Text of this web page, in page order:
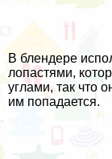
В блендере
лопастями,
углами, так что
им попадается.